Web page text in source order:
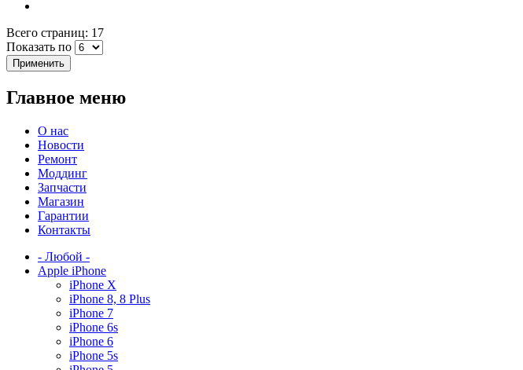
Всего страниц: 17
Показать по
Главное меню
О нас
Новости
Ремонт
Моддинг
Запчасти
Магазин
Гарантии
Контакты
- Любой -
Apple iPhone
iPhone X
iPhone 8, 8 Plus
iPhone 7
iPhone 6s
iPhone 6
iPhone 5s